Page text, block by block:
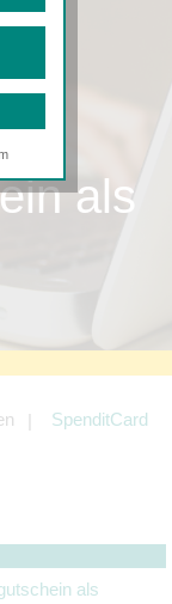
als
SpenditCard
als
um die
der
und